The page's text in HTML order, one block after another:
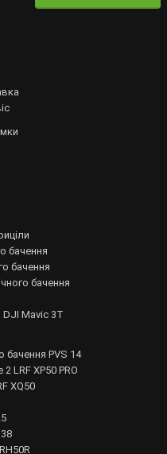
бачення
бачення
бачення
Mavic 3T
бачення PVS 14
LRF XP50 PRO
XQ50